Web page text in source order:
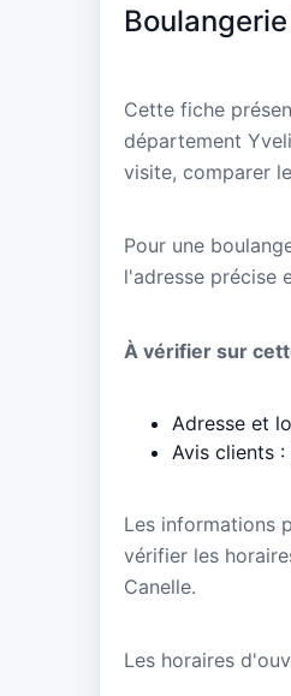
Cette fiche
département
visite, comparer
Pour une
l'adresse précise
À vérifier sur
Adresse et
Avis clients
Les informations
vérifier les
Canelle.
Les horaires